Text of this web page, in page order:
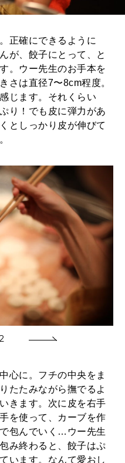
正確にできるように
が、餃子にとって、と
。ウー先生のお手本を
さは直径7〜8cm程度。
じます。それくらい
り！でも皮に弾力があ
としっかり皮が伸びて
心に。フチの中央をま
たたみながら撫でるよ
きます。次に皮を右手
を使って、カーブを作
包んでいく…ウー先生
み終わると、餃子はぷ
います。なんて愛おし